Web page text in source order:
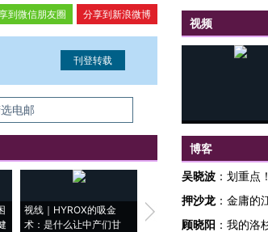
分享到新浪微博
到微信朋友圈
电邮
视线｜HYROX的吸金
术：是什么让中产们甘
马航飞行员跨国走私7万
粒摇头丸 尿检体内含3种
视频
博客
吴晓波 ： 划重点
押沙龙 ： 金庸的
顾晓阳 ： 我的洛